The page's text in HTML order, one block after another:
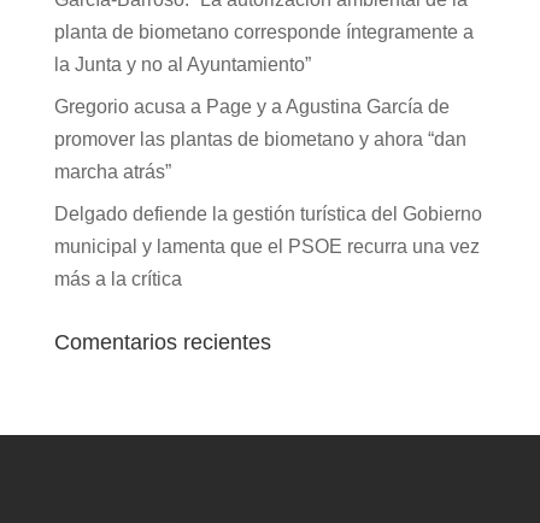
planta de biometano corresponde íntegramente a
la Junta y no al Ayuntamiento”
Gregorio acusa a Page y a Agustina García de
promover las plantas de biometano y ahora “dan
marcha atrás”
Delgado defiende la gestión turística del Gobierno
municipal y lamenta que el PSOE recurra una vez
más a la crítica
Comentarios recientes